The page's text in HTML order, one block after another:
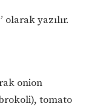
yazılır.
onion
tomato